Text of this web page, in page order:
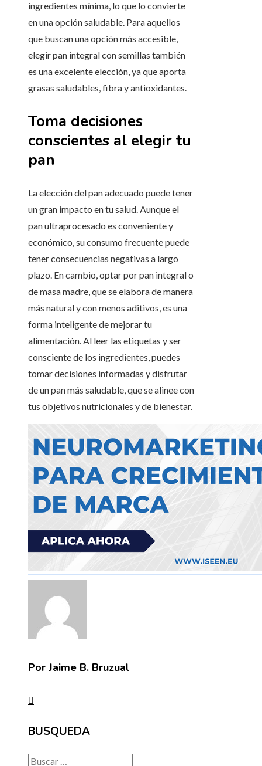
ingredientes mínima, lo que lo convierte
en una opción saludable. Para aquellos
que buscan una opción más accesible,
elegir pan integral con semillas también
es una excelente elección, ya que aporta
grasas saludables, fibra y antioxidantes.
Toma decisiones
conscientes al elegir tu
pan
La elección del pan adecuado puede tener
un gran impacto en tu salud. Aunque el
pan ultraprocesado es conveniente y
económico, su consumo frecuente puede
tener consecuencias negativas a largo
plazo. En cambio, optar por pan integral o
de masa madre, que se elabora de manera
más natural y con menos aditivos, es una
forma inteligente de mejorar tu
alimentación. Al leer las etiquetas y ser
consciente de los ingredientes, puedes
tomar decisiones informadas y disfrutar
de un pan más saludable, que se alinee con
tus objetivos nutricionales y de bienestar.
Por Jaime B. Bruzual
BUSQUEDA
Buscar: